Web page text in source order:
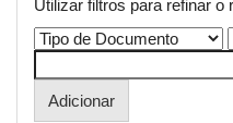
Utilizar filtros para refinar o